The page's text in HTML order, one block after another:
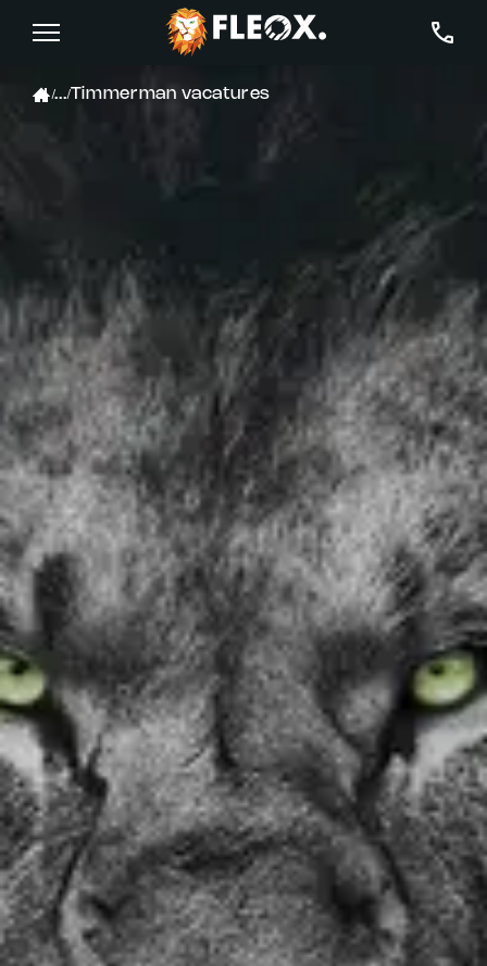
... Timmerman vacatures